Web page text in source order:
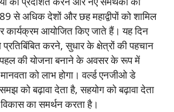
से अधिक देशों और छह महाद्वीपों को शामिल
कार्यक्रम आयोजित किए जाते हैं। यह दिन
प्रतिबिंबित करने, सुधार के क्षेत्रों की पहचान
की योजना बनाने के अवसर के रूप में
को लाभ होगा। वर्ल्ड एनजीओ डे
को बढ़ावा देता है, सहयोग को बढ़ावा देता
का समर्थन करता है।